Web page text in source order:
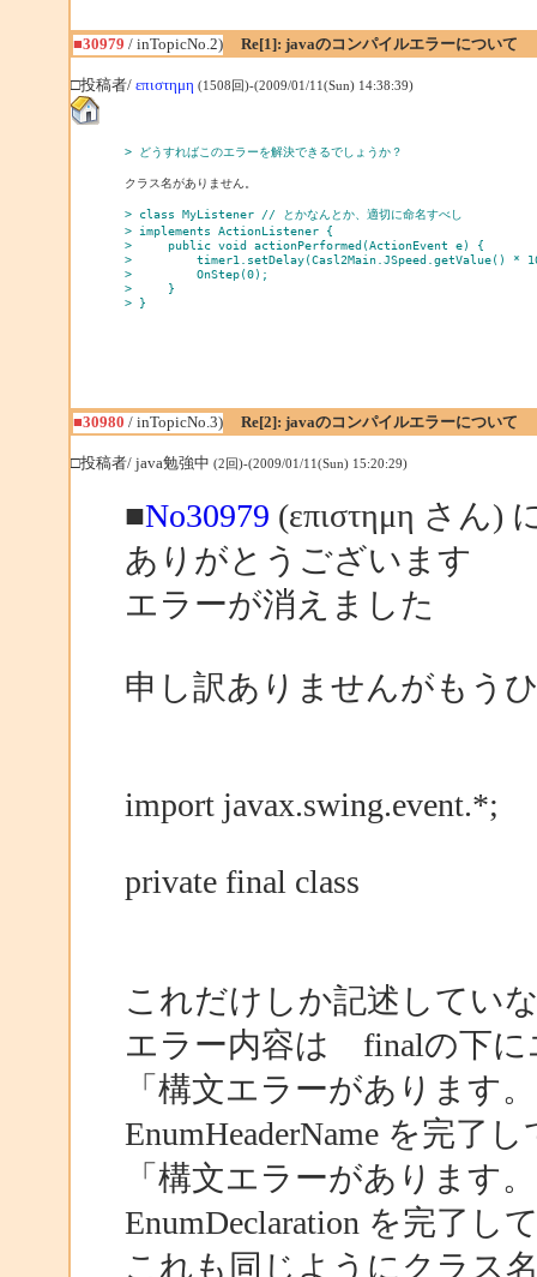
■30979 / inTopicNo.2) Re[1]: javaのコンパイルエラーについて
□投稿者/ επιστημη (1508回)-(2009/01/11(Sun) 14:38:39)
> どうすればこのエラーを解決できるでしょうか？
クラス名がありません。
> class MyListener // とかなんとか、適切に命名すべし
> implements ActionListener {
>     public void actionPerformed(ActionEvent e) {
>         timer1.setDelay(Casl2Main.JSpeed.getValue() *
>         OnStep(0);
>     }
> }
■30980 / inTopicNo.3) Re[2]: javaのコンパイルエラーについて
□投稿者/ java勉強中 (2回)-(2009/01/11(Sun) 15:20:29)
■No30979 (επιστημη さん)
ありがとうございます
エラーが消えました
申し訳ありませんがもう
import javax.swing.event.*;
private final class
これだけしか記述してい
エラー内容は finalの下に
「構文エラーがあります
EnumHeaderName を完了
「構文エラーがあります
EnumDeclaration を完了し
これも同じようにクラス